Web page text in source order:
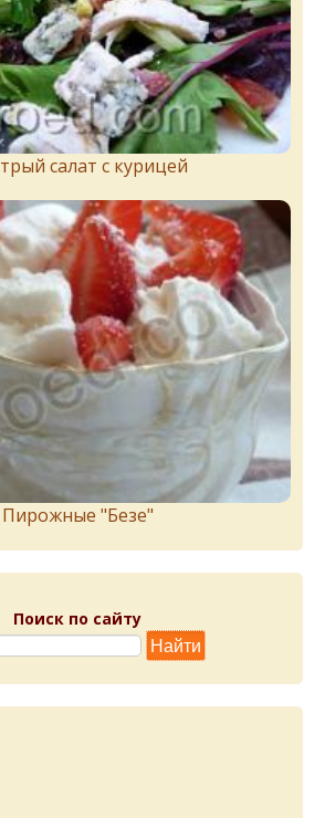
салат с курицей
Пирожныe "Бeзe"
Поиск по сайту